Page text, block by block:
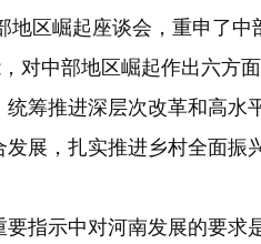
区崛起座谈会，重申了中
对中部地区崛起作出六方
筹推进深层次改革和高水
展，扎实推进乡村全面振
示中对河南发展的要求